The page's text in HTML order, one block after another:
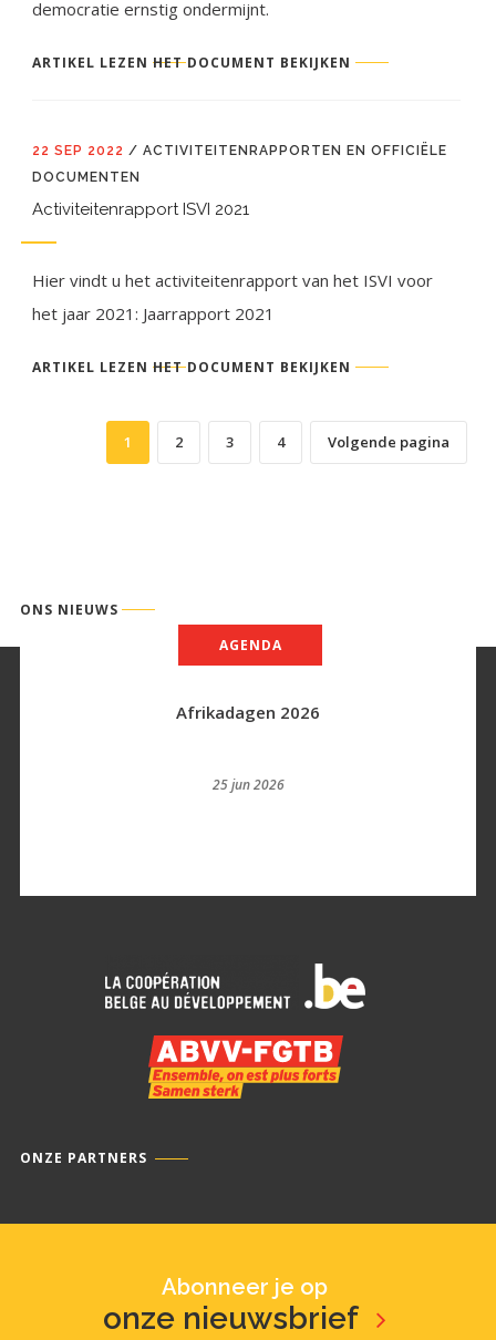
democratie ernstig ondermijnt.
ARTIKEL LEZEN HET DOCUMENT BEKIJKEN
22 SEP 2022 / ACTIVITEITENRAPPORTEN EN OFFICIËLE
DOCUMENTEN
Activiteitenrapport ISVI 2021
Hier vindt u het activiteitenrapport van het ISVI voor
het jaar 2021: Jaarrapport 2021
ARTIKEL LEZEN HET DOCUMENT BEKIJKEN
1 2 3 4 Volgende pagina
Afrikadagen 2026
25 jun 2026
AGENDA
ONS NIEUWS
ONZE PARTNERS
Abonneer je op
onze nieuwsbrief